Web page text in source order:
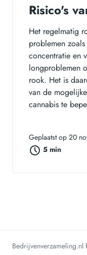
Risico's
Het regelmatig
problemen
concentratie en
longproblemen
rook. Het is
van de
cannabis te
Geplaatst op 20
5 min
Bedrijvenverzameling.nl